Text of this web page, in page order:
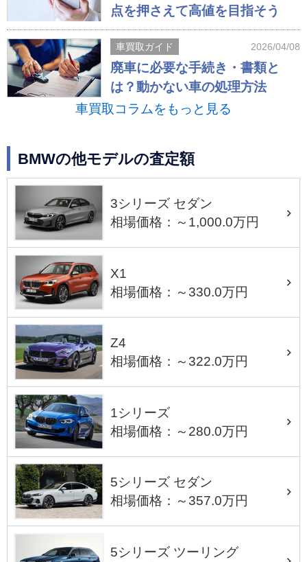
点を押さえて高値を目指そう
車買取ガイド 2026/04/08
廃車に必要な手続き・書類と
は？動かない車の処理方法
車買取コラムをもっと見る
BMWの他モデルの査定額
3シリーズ セダン
相場価格：～1,000.0万円
X1
相場価格：～330.0万円
Z4
相場価格：～322.0万円
1シリーズ
相場価格：～280.0万円
5シリーズ セダン
相場価格：～357.0万円
5シリーズ ツーリング